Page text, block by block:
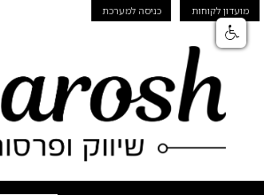
מועדון לקוחות כניסה למערכת